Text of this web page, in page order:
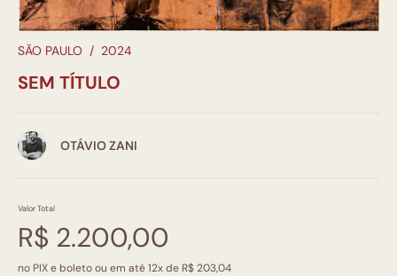
SÃO PAULO / 2024
SEM TÍTULO
OTÁVIO ZANI
Valor Total
R$ 2.200,00
no PIX e boleto ou em até 12x de R$ 203,04